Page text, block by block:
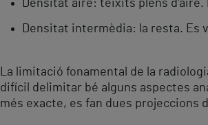
Densitat aire: teixits plens d'aire.
Densitat intermèdia: la resta. Es
La limitació fonamental de la
difícil delimitar bé alguns aspectes
més exacte, es fan dues projeccions